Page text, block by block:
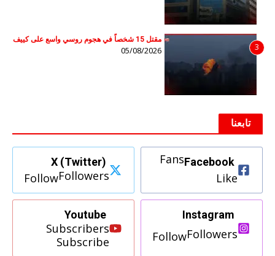
3
مقتل 15 شخصاً في هجوم روسي واسع على كييف
05/08/2026
تابعنا
Facebook
Fans
Like
X (Twitter)
Followers
Follow
Instagram
Followers
Follow
Youtube
Subscribers
Subscribe